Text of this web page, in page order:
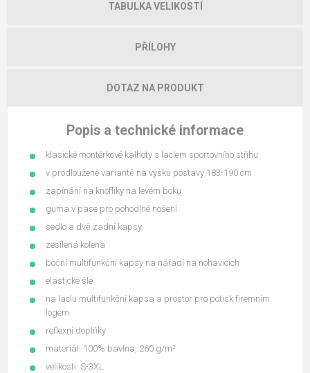
TABULKA VELIKOSTÍ
PŘÍLOHY
DOTAZ NA PRODUKT
Popis a technické informace
klasické montérkové kalhoty s laclem sportovního střihu
v prodloužené variantě na výšku postavy 183-190 cm
zapínání na knoflíky na levém boku
guma v pase pro pohodlné nošení
sedlo a dvě zadní kapsy
zesílená kolena
boční multifunkční kapsy na nářadí na nohavicích
elastické šle
na laclu multifunkční kapsa a prostor pro potisk firemním
logem
reflexní doplňky
materiál: 100% bavlna, 260 g/m²
velikosti: S-3XL